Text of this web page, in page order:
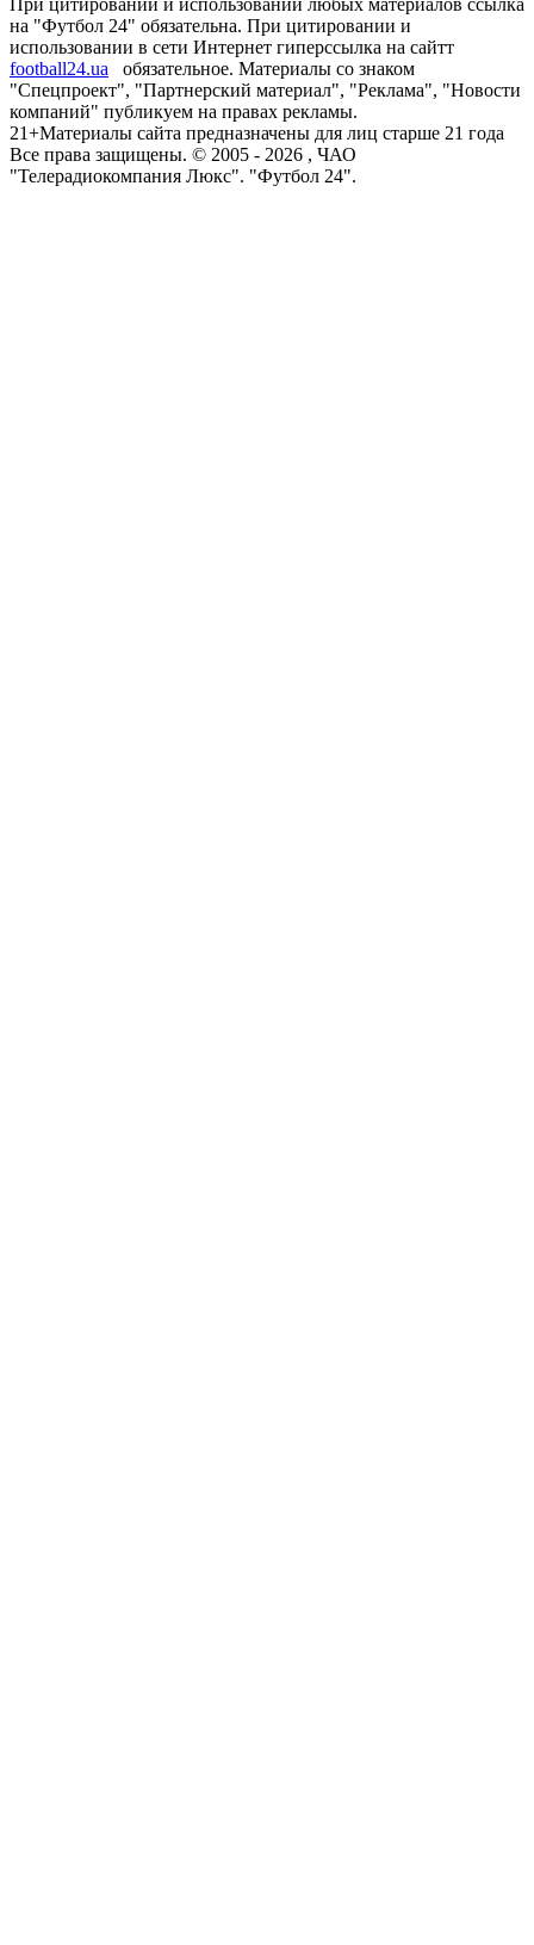
При цитировании и использовании любых материалов ссылка
на "Футбол 24" обязательна. При цитировании и
использовании в сети Интернет гиперссылка на сайтт
football24.ua
обязательное. Материалы со знаком
"Спецпроект", "Партнерский материал", "Реклама", "Новости
компаний" публикуем на правах рекламы.
21+Материалы сайта предназначены для лиц старше 21 года
Все права защищены. © 2005 - 2026 , ЧАО
"Телерадиокомпания Люкс". "Футбол 24".